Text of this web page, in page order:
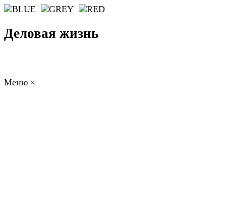
Деловая жизнь
Меню ×